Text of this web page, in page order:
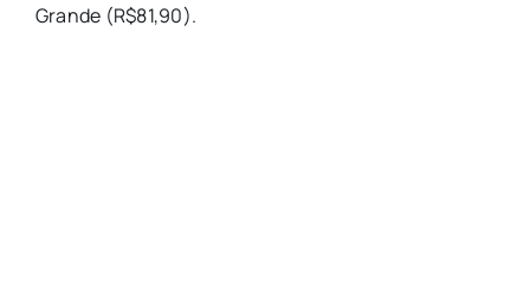
Grande (R$81,90).